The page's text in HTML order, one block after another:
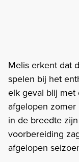
Melis erkent dat
spelen bij het
elk geval blij met
afgelopen
in de breedte
voorbereiding
afgelopen